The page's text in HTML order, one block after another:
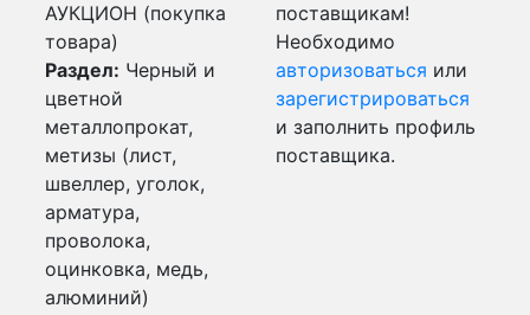
АУКЦИОН (покупка
товара)
Раздел: Черный и
цветной
металлопрокат,
метизы (лист,
швеллер, уголок,
арматура,
проволока,
оцинковка, медь,
алюминий)
поставщикам!
Необходимо
авторизоваться или
зарегистрироваться
и заполнить профиль
поставщика.